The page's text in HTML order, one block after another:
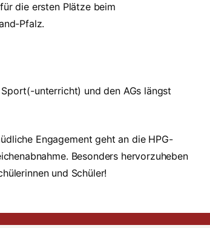
die ersten Plätze beim
Pfalz.
unterricht) und den AGs längst
Engagement geht an die HPG-
Besonders hervorzuheben
und Schüler!